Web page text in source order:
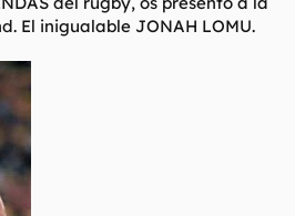
El inigualable JONAH LOMU.